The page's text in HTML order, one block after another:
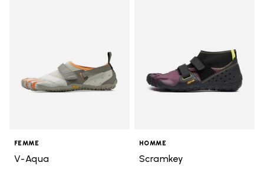
FEMME
V-Aqua
HOMME
Scramkey